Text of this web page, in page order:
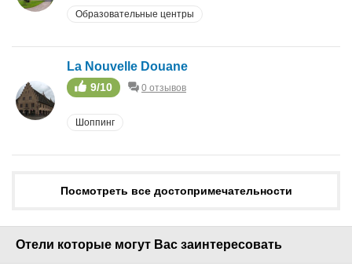
Образовательные центры
La Nouvelle Douane
9/10 0 отзывов
Шоппинг
Посмотреть все достопримечательности
Отели которые могут Вас заинтересовать